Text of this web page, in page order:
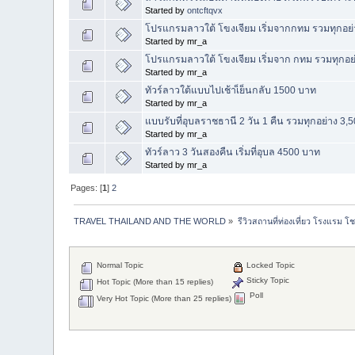
Started byontcftqvx
โปรแกรมลาวใต้ โขงเจียม เริ่มจากกทม รวมทุกอ
Started by mr_a
โปรแกรมลาวใต้ โขงเจียม เริ่มจาก กทม รวมทุกอ
Started by mr_a
ทัวร์ลาวใต้แบบไปเช้าเ็ย็นกลับ 1500 บาท
Started by mr_a
แบบรับที่อุบลราชธานี 2 วัน 1 คืน รวมทุกอย่าง
Started by mr_a
ทัวร์ลาว 3 วันสองคืน เริ่มที่อุบล 4500 บาท
Started by mr_a
Pages: [1]2
TRAVEL THAILAND AND THE WORLD » รีวิวสถานที่ท่องเที่ยว โรงแรม โ
Normal Topic
Hot Topic (More than 15 replies)
Very Hot Topic (More than 25 replies)
Locked Topic
Sticky Topic
Poll